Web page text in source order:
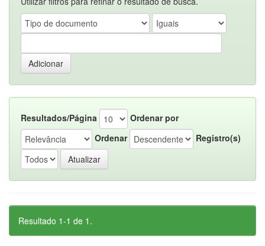
Resultados/Página
Ordenar por
Ordenar
Registro(s)
Resultado 1-1 de 1.